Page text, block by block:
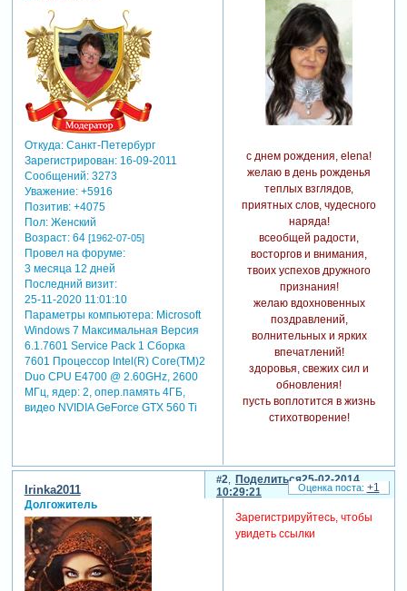
Откуда:Санкт-Петербург
Зарегистрирован: 16-09-2011
Сообщений:3273
Уважение: +5916
Позитив: +4075
Пол:Женский
Возраст:64 [1962-07-05]
Провел на форуме:
3 месяца 12 дней
Последний визит:
25-11-2020 11:01:10
Параметры компьютера:Microsoft
Windows 7 Максимальная Версия
6.1.7601 Service Pack 1 Сборка
7601 Процессор Intel(R) Core(TM)2
Duo CPU E4700 @ 2.60GHz, 2600
МГц, ядер: 2, опер.память 4ГБ,
видео NVIDIA GeForce GTX 560 Ti
с днем рождения, elena!
желаю в день рожденья
теплых взглядов,
приятных слов, чудесного
наряда!
всеобщей радости,
восторгов и внимания,
твоих успехов дружного
признания!
желаю вдохновенных
поздравлений,
волнительных и ярких
впечатлений!
здоровья, свежих сил и
обновления!
пусть воплотится в жизнь
стихотворение!
Поделиться
2
25-02-2014
10:29:21
Irinka2011
Долгожитель
Зарегистрируйтесь, чтобы
увидеть ссылки
+1